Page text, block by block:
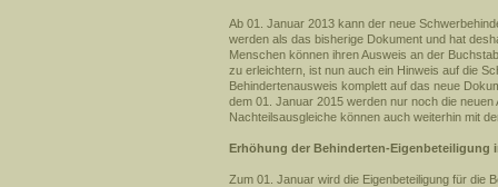
Ab 01. Januar 2013 kann der neue
werden als das bisherige Dokument und hat
Menschen können ihren Ausweis an der
zu erleichtern, ist nun auch ein Hinweis auf die
Behindertenausweis komplett auf das neue
dem 01. Januar 2015 werden nur noch die
Nachteilsausgleiche können auch weiterhin mit
Erhöhung der Behinderten-Eigenbeteiligung
Zum 01. Januar wird die Eigenbeteiligung für die